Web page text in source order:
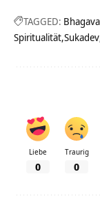
TAGGED:
Spiritualität Sukadev
Liebe
0
Traurig
0